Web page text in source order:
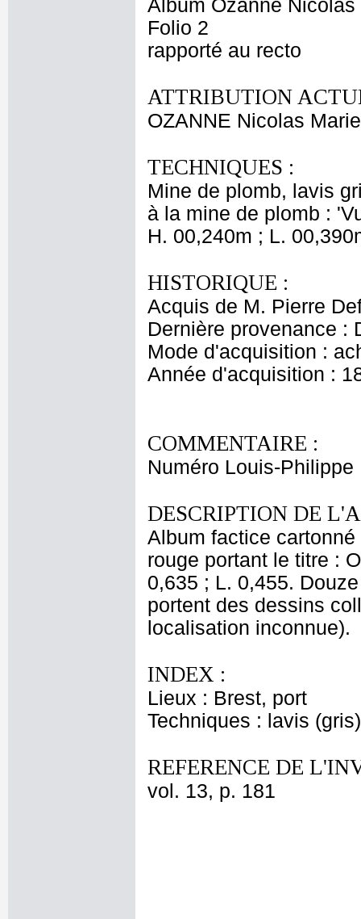
Album Ozanne Nicolas
Folio 2
rapporté au recto
ATTRIBUTION
OZANNE Nicolas Marie
TECHNIQUES :
Mine de plomb, lavis
à la mine de plomb :
H. 00,240m ; L.
HISTORIQUE :
Acquis de M. Pierre
Dernière provenance :
Mode d'acquisition :
Année d'acquisition :
COMMENTAIRE :
Numéro Louis-Philippe
DESCRIPTION DE
Album factice
rouge portant le titre :
0,635 ; L. 0,455.
portent des dessins
localisation inconnue).
INDEX :
Lieux : Brest, port
Techniques : lavis
REFERENCE DE
vol. 13, p. 181